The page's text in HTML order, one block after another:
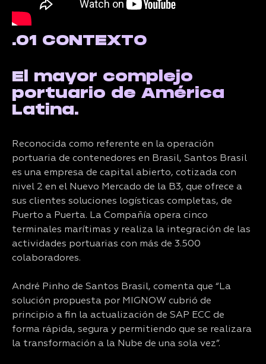
.01 CONTEXTO
El mayor complejo
portuario de América
Latina.
Reconocida como referente en la operación
portuaria de contenedores en Brasil, Santos Brasil
es una empresa de capital abierto, cotizada con
nivel 2 en el Nuevo Mercado de la B3, que ofrece a
sus clientes soluciones logísticas completas, de
Puerto a Puerta. La Compañía opera cinco
terminales marítimas y realiza la integración de las
actividades portuarias con más de 3.500
colaboradores.
André Pinho de Santos Brasil, comenta que “La
solución propuesta por MIGNOW cubrió de
principio a fin la actualización de SAP ECC de
forma rápida, segura y permitiendo que se realizara
la transformación a la Nube de una sola vez”.